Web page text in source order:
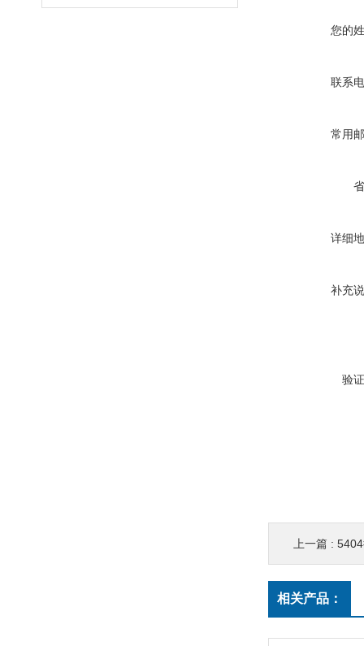
您的
联系
常用
详细
补充
验
上一篇 : 5404
相关产品：